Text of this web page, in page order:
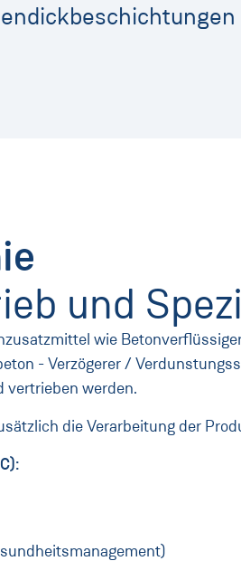
und
wie
- Verzögerer /
vertrieben werden.
die Verarbeitung der